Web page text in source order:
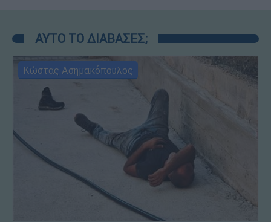
ΑΥΤΟ ΤΟ ΔΙΑΒΑΣΕΣ;
Κώστας Ασημακόπουλος